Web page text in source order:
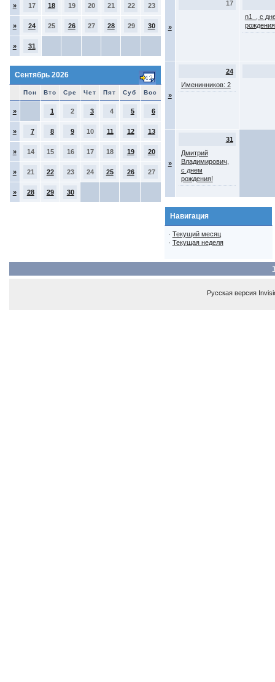
» 17 18 19 20 21 22 23
» 24 25 26 27 28 29 30
» 31
Сентябрь 2026
Пон Вто Сре Чет Пят Суб Вос
» 1 2 3 4 5 6
» 7 8 9 10 11 12 13
» 14 15 16 17 18 19 20
» 21 22 23 24 25 26 27
» 28 29 30
»
17
n1_, с
»
24
Именинников: 2
»
31
Дмитрий
Владимирович,
с днем
рождения!
Навигация
· Текущий месяц
· Текущая неделя
Русская версия